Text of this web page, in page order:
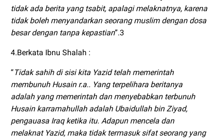
tidak ada berita yang tsabit, apalagi melaknatnya, karena
tidak boleh menyandarkan seorang muslim dengan dosa
besar dengan tanpa kepastian”.3
4.Berkata Ibnu Shalah :
“Tidak sahih di sisi kita Yazid telah memerintah
membunuh Husain r.a.. Yang terpelihara beritanya
adalah yang memerintah dan menyebabkan terbunuh
Husain karramahullah adalah Ubaidullah bin Ziyad,
pengauasa Iraq ketika itu. Adapun mencela dan
melaknat Yazid, maka tidak termasuk sifat seorang yang